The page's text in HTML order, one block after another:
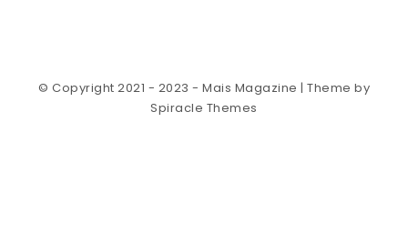
© Copyright 2021 - 2023 - Mais Magazine | Theme by
Spiracle Themes